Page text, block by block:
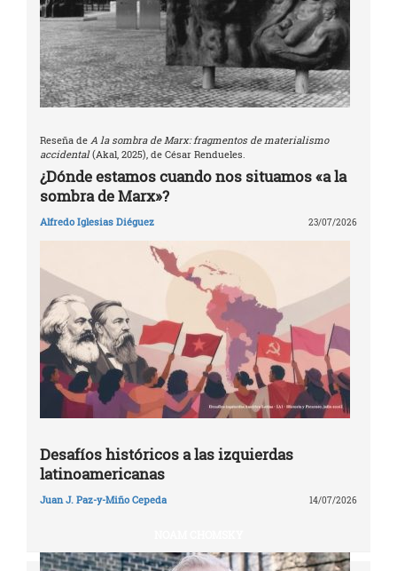
Reseña de A la sombra de Marx: fragmentos de materialismo
accidental(Akal, 2025), de César Rendueles.
¿Dónde estamos cuando nos situamos «a la
sombra de Marx»?
Alfredo Iglesias Diéguez 23/07/2026
Desafíos históricos a las izquierdas
latinoamericanas
Juan J. Paz-y-Miño Cepeda 14/07/2026